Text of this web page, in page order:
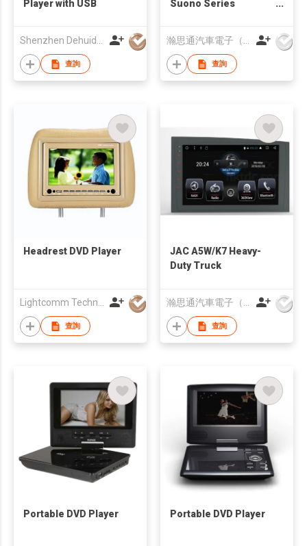
Player with USB
查詢
Suono Series
查詢
Headrest DVD Player
Lightcomm Technology Co Ltd
查詢
JAC A5W/K7 Heavy-
Duty Truck
瀚思通汽車電子（亞太）有限公司
查詢
Portable DVD Player Portable DVD Player